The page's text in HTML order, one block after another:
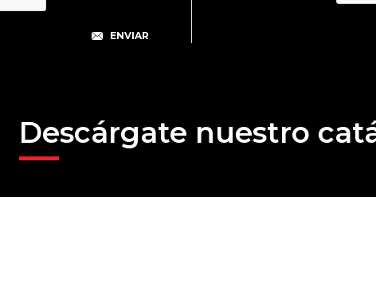
Descárgate nuestro